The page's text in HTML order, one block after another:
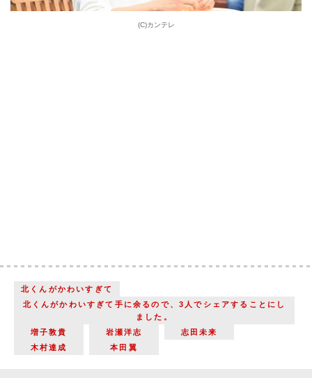
(C)カンテレ
北くんがかわいすぎて
北くんがかわいすぎて手に余るので、3人でシェアすることにし
ました。
増子敦貴
岩瀬洋志
志田未来
木村達成
本田翼